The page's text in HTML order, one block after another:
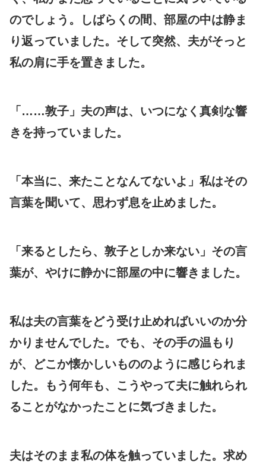
のでしょう。しばらくの間、部屋の中は静ま
り返っていました。そして突然、夫がそっと
私の肩に手を置きました。
「……敦子」夫の声は、いつになく真剣な響
きを持っていました。
「本当に、来たことなんてないよ」私はその
言葉を聞いて、思わず息を止めました。
「来るとしたら、敦子としか来ない」その言
葉が、やけに静かに部屋の中に響きました。
私は夫の言葉をどう受け止めればいいのか分
かりませんでした。でも、その手の温もり
が、どこか懐かしいもののように感じられま
した。もう何年も、こうやって夫に触れられ
ることがなかったことに気づきました。
夫はそのまま私の体を触っていました。求め